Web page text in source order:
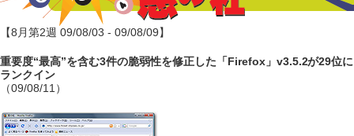
【8月第2週 09/08/03 - 09/08/09】
重要度“最高”を含む3件の脆弱性を修正した「Firefox」v3.5.2が29位に
ランクイン
（09/08/11）